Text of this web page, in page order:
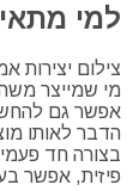
למי
צילום יצירות
מי שמייצר
אפשר גם
הדבר לאותו
בצורה חד
פיזית, אפשר